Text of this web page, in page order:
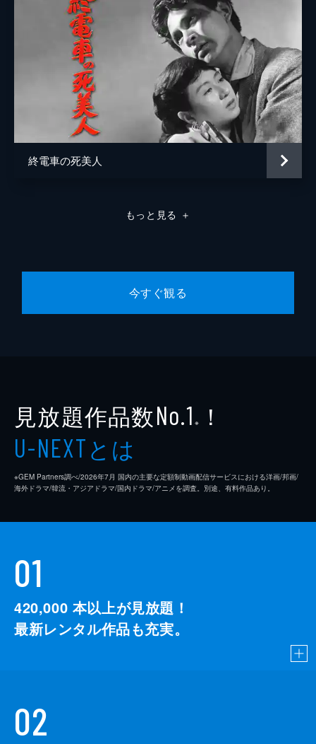
終電車の死美人
もっと見る ＋
今すぐ観る
見放題作品数No.1 ※ ！
U-NEXTとは
※GEM Partners調べ/2026年7⽉ 国内の主要な定額制動画配信サービスにおける洋画/邦画/
海外ドラマ/韓流・アジアドラマ/国内ドラマ/アニメを調査。別途、有料作品あり。
01
420,000 本以上が見放題！
最新レンタル作品も充実。
02